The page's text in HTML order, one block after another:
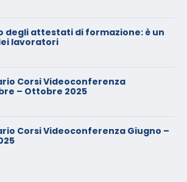
degli attestati di formazione: è un
lavoratori
Corsi Videoconferenza
– Ottobre 2025
Corsi Videoconferenza Giugno –